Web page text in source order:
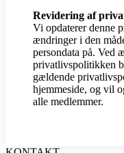
Revidering af
Vi opdaterer denne
ændringer i den
persondata på. Ved
privatlivspolitikken
gældende
hjemmeside, og vil
alle medlemmer.